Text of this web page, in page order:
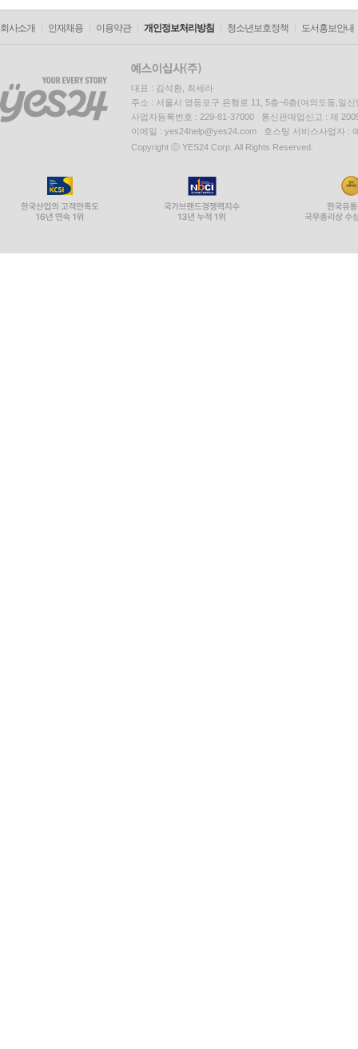
회사소개 인재채용 이용약관 개인정보처리방침 청소년보호정책 도서홍보안내
대표 : 김석환, 최세라
주소 : 서울시 영등포구 은행로 11, 5층~6층(여의도동,일신
사업자등록번호 : 229-81-37000 통신판매업신고 : 제
이메일 : yes24help@yes24.com 호스팅 서비스사업자 :
Copyright ⓒ YES24 Corp. All Rights Reserved.